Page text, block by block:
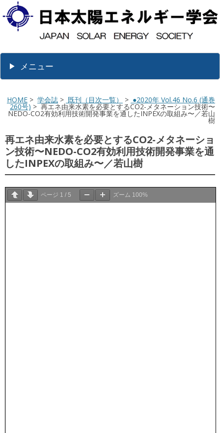
メニュー
HOME > 学会誌 > 既刊（目次一覧） > ●2020年 Vol.46 No.6 (通巻
260号) > 再エネ由来水素を必要とするCO2-メタネーション技術〜
NEDO-CO2有効利用技術開発事業を通したINPEXの取組み〜／若山
樹
再エネ由来水素を必要とするCO2-メタネーショ
ン技術〜NEDO-CO2有効利用技術開発事業を通
したINPEXの取組み〜／若山樹
ページ 1 / 5 ズーム 100%